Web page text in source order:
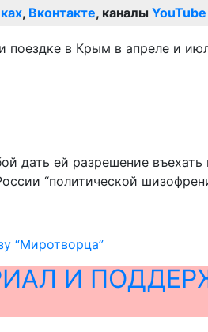
, Вконтакте, каналы YouTube
поездке в Крым в апреле и
дать ей разрешение
“политической
“Миротворца”
И